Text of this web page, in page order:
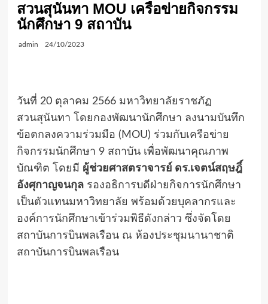
สวนสุนันทา MOU เครือข่ายกิจกรรม
นักศึกษา 9 สถาบัน
admin 24/10/2023
วันที่ 20 ตุลาคม 2566 มหาวิทยาลัยราชภัฏ
สวนสุนันทา โดยกองพัฒนานักศึกษา ลงนามบันทึก
ข้อตกลงความร่วมมือ (MOU) ร่วมกับเครือข่าย
กิจกรรมนักศึกษา 9 สถาบัน เพื่อพัฒนาคุณภาพ
บัณฑิต โดยมี ผู้ช่วยศาสตราจารย์ ดร.เจตน์สฤษฎิ์
อังศุกาญจนกุลรองอธิการบดีฝ่ายกิจการนักศึกษา
เป็นตัวแทนมหาวิทยาลัย พร้อมด้วยบุคลากรและ
องค์การนักศึกษาเข้าร่วมพิธีดังกล่าว ซึ่งจัดโดย
สถาบันการบินพลเรือน ณ ห้องประชุมนานาชาติ
สถาบันการบินพลเรือน